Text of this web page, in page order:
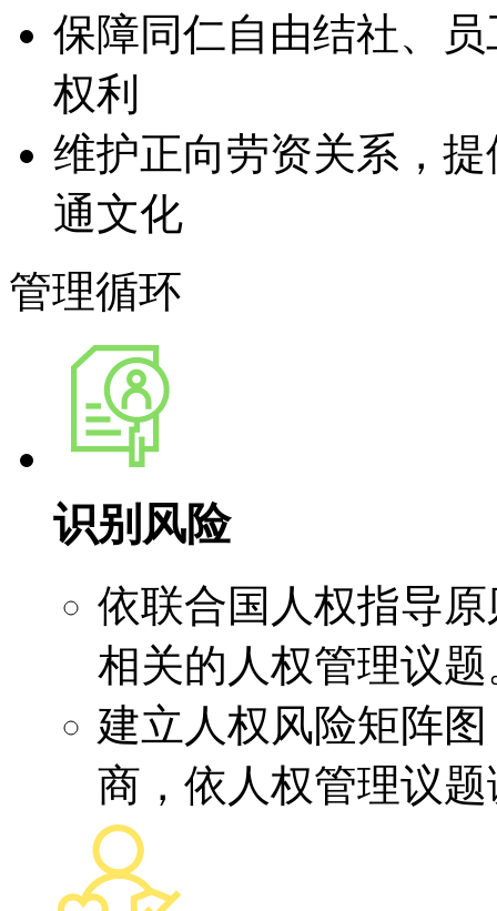
保障同仁自由结社、
权利
维护正向劳资关系，
通文化
管理循环
识别风险
依联合国人权指导
相关的人权管理议题
建立人权风险矩阵
商，依人权管理议